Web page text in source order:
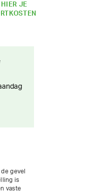
HIER JE
gevel
is
vaste